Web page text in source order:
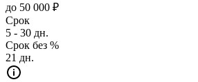
до 50 000 ₽
Срок
5 - 30 дн.
Срок без %
21 дн.